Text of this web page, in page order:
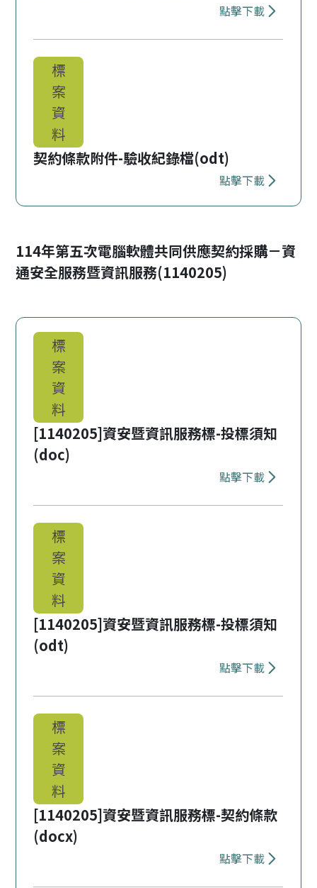
點擊下載
標
案
資
料
契約條款附件-驗收紀錄檔(odt)
點擊下載
下載 契約
114年第五次電腦軟體共同供應契約採購－資
通安全服務暨資訊服務(1140205)
標
案
資
料
[1140205]資安暨資訊服務標-投標須知
(doc)
點擊下載
標
案
資
料
[1140205]資安暨資訊服務標-投標須知
(odt)
點擊下載
標
案
資
料
[1140205]資安暨資訊服務標-契約條款
(docx)
點擊下載